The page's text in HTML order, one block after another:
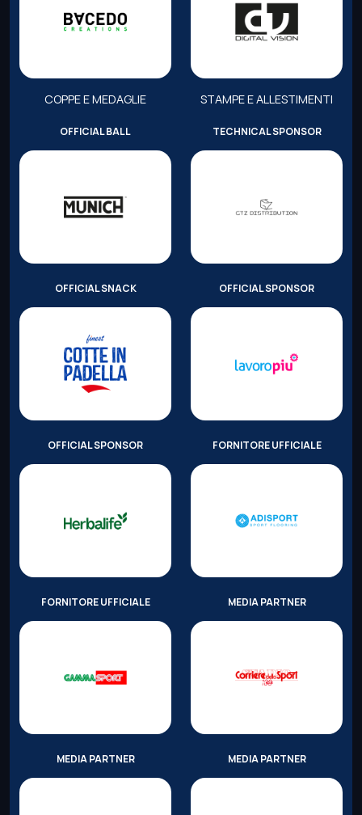
COPPE E MEDAGLIE STAMPE E ALLESTIMENTI
OFFICIAL BALL TECHNICAL SPONSOR
OFFICIAL SNACK OFFICIAL SPONSOR
OFFICIAL SPONSOR FORNITORE UFFICIALE
FORNITORE UFFICIALE MEDIA PARTNER
MEDIA PARTNER MEDIA PARTNER